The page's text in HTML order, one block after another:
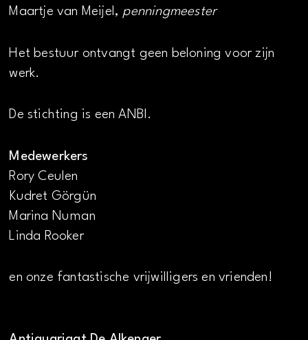
Maartje van Meijel, penningmeester
Het bestuur ontvangt geen beloning voor zijn
werk.
De stichting is een ANBI.
Medewerkers
Rory Ceulen
Kudret Görgün
Marina Numan
Linda Rooker
en onze fantastische vrijwilligers en vrienden!